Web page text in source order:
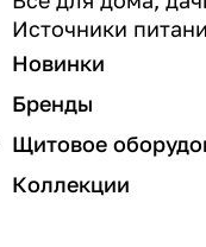
Источники
Новинки
Бренды
Щитовое
Коллекции